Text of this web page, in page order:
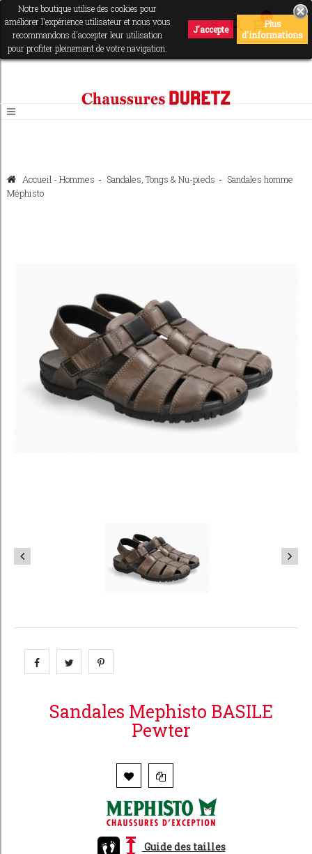
0
Notre boutique utilise des cookies pour
améliorer l'expérience utilisateur et nous vous
recommandons d'accepter leur utilisation
pour profiter pleinement de votre navigation.
J'accepte
Plus
d'informations
Accueil - Hommes Sandales, Tongs & Nu-pieds
Sandales homme
Méphisto
Sandales Mephisto BASILE
Pewter
Guide des tailles